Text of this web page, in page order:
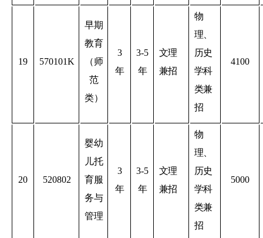
19 570101K
早期
教育
（师
范
类）
3
年
3-5
年
文理
兼招
物
理、
历史
学科
类兼
招
4100
20 520802
婴幼
儿托
育服
务与
管理
3
年
3-5
年
文理
兼招
物
理、
历史
学科
类兼
招
5000